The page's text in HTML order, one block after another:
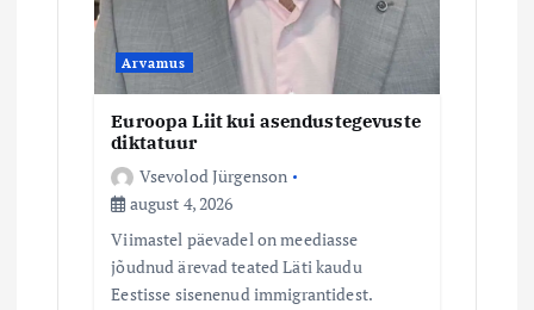
Arvamus
Euroopa Liit kui asendustegevuste
diktatuur
Vsevolod Jürgenson
august 4, 2026
Viimastel päevadel on meediasse
jõudnud ärevad teated Läti kaudu
Eestisse sisenenud immigrantidest.